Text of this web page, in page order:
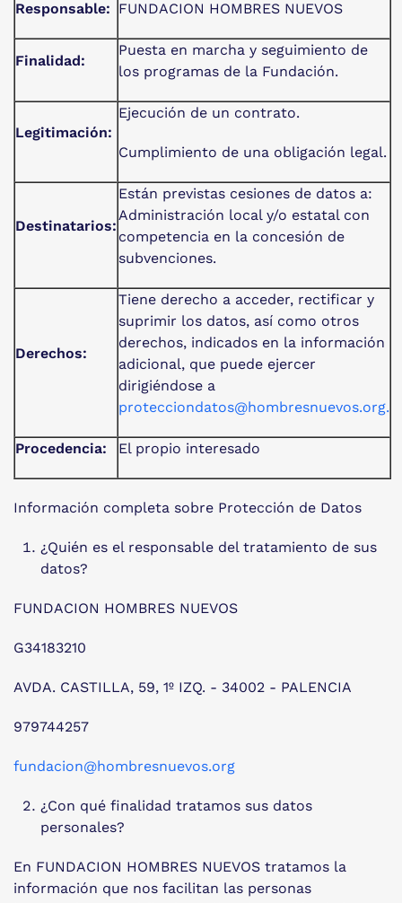
Responsable: FUNDACION HOMBRES NUEVOS
Finalidad:
Puesta en marcha y seguimiento de
los programas de la Fundación.
Legitimación:
Ejecución de un contrato.
Cumplimiento de una obligación legal.
Destinatarios:
Están previstas cesiones de datos a:
Administración local y/o estatal con
competencia en la concesión de
subvenciones.
Derechos:
Tiene derecho a acceder, rectificar y
suprimir los datos, así como otros
derechos, indicados en la información
adicional, que puede ejercer
dirigiéndose a
protecciondatos@hombresnuevos.org.
Procedencia: El propio interesado
Información completa sobre Protección de Datos
¿Quién es el responsable del tratamiento de sus
datos?
FUNDACION HOMBRES NUEVOS
G34183210
AVDA. CASTILLA, 59, 1º IZQ. - 34002 - PALENCIA
979744257
fundacion@hombresnuevos.org
¿Con qué finalidad tratamos sus datos
personales?
En FUNDACION HOMBRES NUEVOS tratamos la
información que nos facilitan las personas